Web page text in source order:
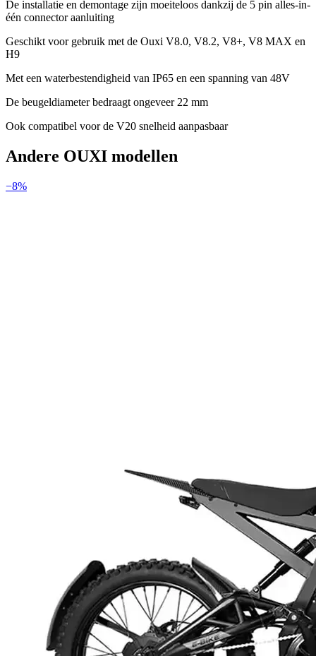
De installatie en demontage zijn moeiteloos dankzij de 5 pin alles-in-
één connector aanluiting
Geschikt voor gebruik met de Ouxi V8.0, V8.2, V8+, V8 MAX en
H9
Met een waterbestendigheid van IP65 en een spanning van 48V
De beugeldiameter bedraagt ongeveer 22 mm
Ook compatibel voor de V20 snelheid aanpasbaar
Andere OUXI modellen
−8%